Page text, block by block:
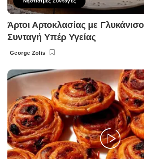
Άρτοι Αρτοκλασίας με
Συνταγή Υπέρ Υγείας
Posted
George Zolis